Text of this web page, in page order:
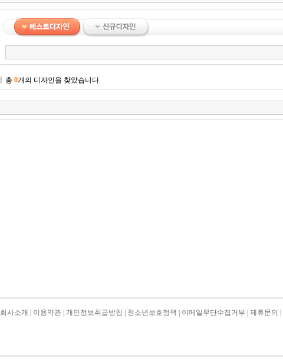
총 0개의 디자인을 찾았습니다.
회사소개 이용약관 개인정보취급방침 청소년보호정책 이메일무단수집거부 제휴문의